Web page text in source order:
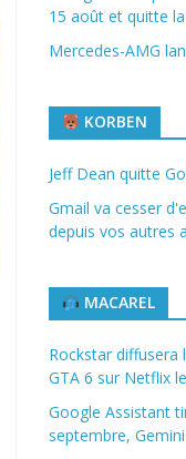
15 août et quitte
Mercedes-AMG
KORBEN
Jeff Dean quitte
Gmail va cesser
depuis vos autres
MACAREL
Rockstar diffusera
GTA 6 sur Netflix
Google Assistant
septembre,